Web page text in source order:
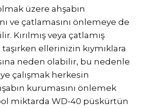
üzere ahşabın
ve çatlamasını önlemeye de
Kırılmış veya çatlamış
ellerinizin kıymıklara
neden olabilir, bu nedenle
çalışmak herkesin
kurumasını önlemek
miktarda WD-40 püskürtün